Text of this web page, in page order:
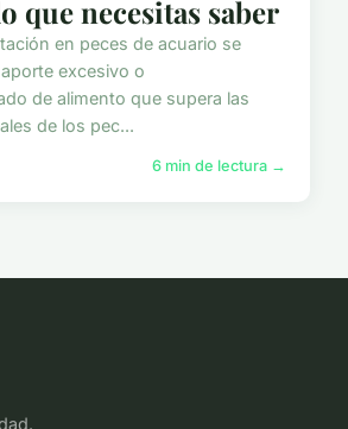
que necesitas saber
en peces de acuario se
excesivo o
de alimento que supera las
de los pec...
6 min de lectura →